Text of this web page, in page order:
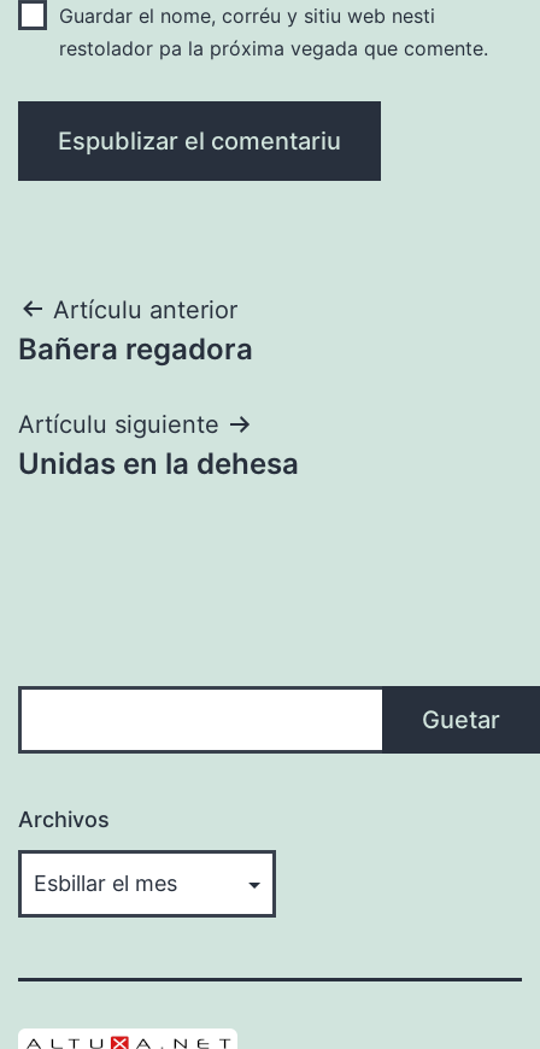
Guardar el nome, corréu y sitiu web nesti
restolador pa la próxima vegada que comente.
Navegación
pelos
artículos
Artículu anterior
Bañera regadora
Artículu siguiente
Unidas en la dehesa
Guetar
Archivos